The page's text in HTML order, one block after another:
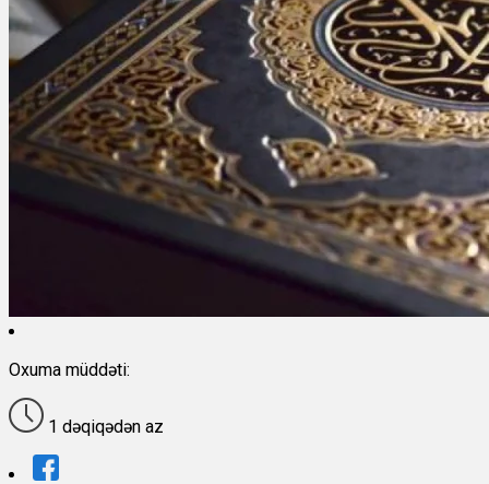
Oxuma müddəti:
1 dəqiqədən az